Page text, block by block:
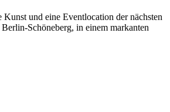
und eine Eventlocation der nächsten
Schöneberg, in einem markanten